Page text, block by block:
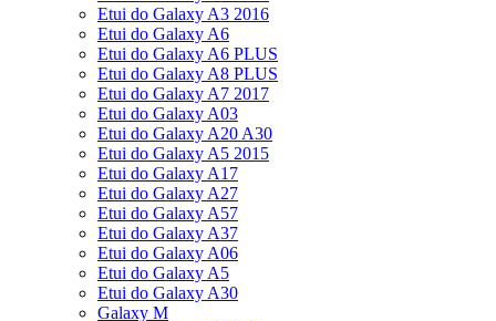
Etui do Galaxy A3 2016
Etui do Galaxy A6
Etui do Galaxy A6 PLUS
Etui do Galaxy A8 PLUS
Etui do Galaxy A7 2017
Etui do Galaxy A03
Etui do Galaxy A20 A30
Etui do Galaxy A5 2015
Etui do Galaxy A17
Etui do Galaxy A27
Etui do Galaxy A57
Etui do Galaxy A37
Etui do Galaxy A06
Etui do Galaxy A5
Etui do Galaxy A30
Galaxy M